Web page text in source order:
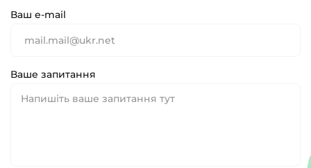
Ваш e-mail
Ваше запитання